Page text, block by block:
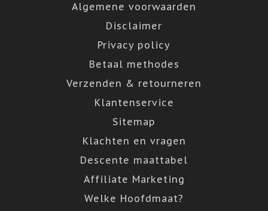
Algemene voorwaarden
Disclaimer
Privacy policy
Betaal methodes
Verzenden & retourneren
Klantenservice
Sitemap
Klachten en vragen
Descente maattabel
Affiliate Marketing
Welke Hoofdmaat?